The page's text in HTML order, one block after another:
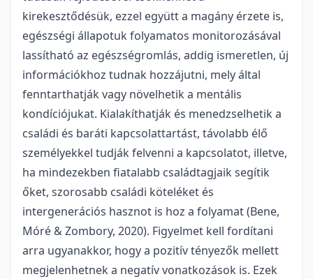
kirekesztődésük, ezzel együtt a magány érzete is,
egészségi állapotuk folyamatos monitorozásával
lassítható az egészségromlás, addig ismeretlen, új
információkhoz tudnak hozzájutni, mely által
fenntarthatják vagy növelhetik a mentális
kondíciójukat. Kialakíthatják és menedzselhetik a
családi és baráti kapcsolattartást, távolabb élő
személyekkel tudják felvenni a kapcsolatot, illetve,
ha mindezekben fiatalabb családtagjaik segítik
őket, szorosabb családi köteléket és
intergenerációs hasznot is hoz a folyamat (Bene,
Móré & Zombory, 2020). Figyelmet kell fordítani
arra ugyanakkor, hogy a pozitív tényezők mellett
megjelenhetnek a negatív vonatkozások is. Ezek